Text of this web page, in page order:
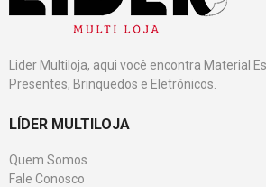
Lider Multiloja, aqui você encontra Material
Presentes, Brinquedos e Eletrônicos.
LÍDER MULTILOJA
Quem Somos
Fale Conosco